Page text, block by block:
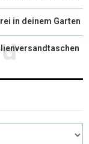
in deinem Garten